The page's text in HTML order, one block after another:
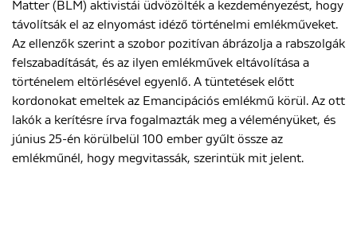
Matter (BLM) aktivistái üdvözölték a kezdeményezést, hogy
távolítsák el az elnyomást idéző történelmi emlékműveket.
Az ellenzők szerint a szobor pozitívan ábrázolja a rabszolgák
felszabadítását, és az ilyen emlékművek eltávolítása a
történelem eltörlésével egyenlő. A tüntetések előtt
kordonokat emeltek az Emancipációs emlékmű körül. Az ott
lakók a kerítésre írva fogalmazták meg a véleményüket, és
június 25-én körülbelül 100 ember gyűlt össze az
emlékműnél, hogy megvitassák, szerintük mit jelent.